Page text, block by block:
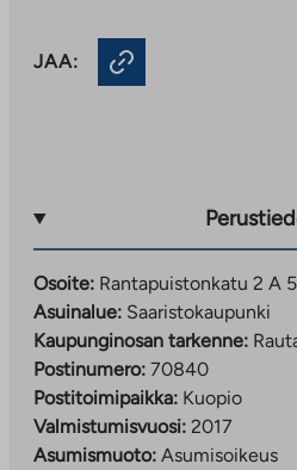
JAA:
Osoite: Rantapuistonkatu 2 A
Asuinalue: Saaristokaupunki
Kaupunginosan tarkenne:
Postinumero: 70840
Postitoimipaikka: Kuopio
Valmistumisvuosi: 2017
Asumismuoto: Asumisoikeus